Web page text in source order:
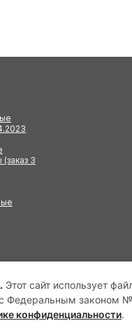
Этот сайт использует
Федеральным законом
конфиденциальности.
3
защищены.